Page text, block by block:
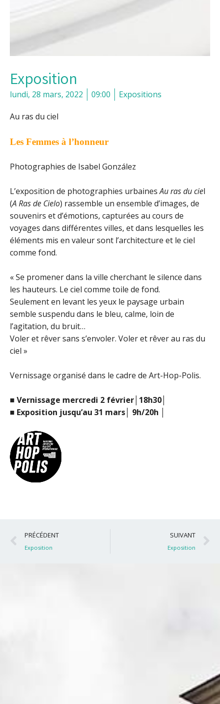
Exposition
lundi, 28 mars, 2022 09:00 Expositions
Au ras du ciel
Les Femmes à l’honneur
Photographies de Isabel González
L’exposition de photographies urbainesAu ras du ciel
(A Ras de Cielo) rassemble un ensemble d’images, de
souvenirs et d’émotions, capturées au cours de
voyages dans différentes villes, et dans lesquelles les
éléments mis en valeur sont l’architecture et le ciel
comme fond.
« Se promener dans la ville cherchant le silence dans
les hauteurs. Le ciel comme toile de fond.
Seulement en levant les yeux le paysage urbain
semble suspendu dans le bleu, calme, loin de
l’agitation, du bruit…
Voler et rêver sans s’envoler. Voler et rêver au ras du
ciel »
Vernissage organisé dans le cadre de Art-Hop-Polis.
■ Vernissage mercredi 2 février│18h30│
■ Exposition jusqu’au 31 mars│ 9h/20h │
Précédent
PRÉCÉDENT
Exposition
SUIVANT
Exposition